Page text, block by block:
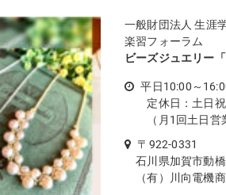
一般財団法人 生涯
楽習フォーラム
ビーズジュエリー
平日10:00～
定休日：土日祝
（月1回土日営業
〒922-0331
石川県加賀市動
（有）川向電機